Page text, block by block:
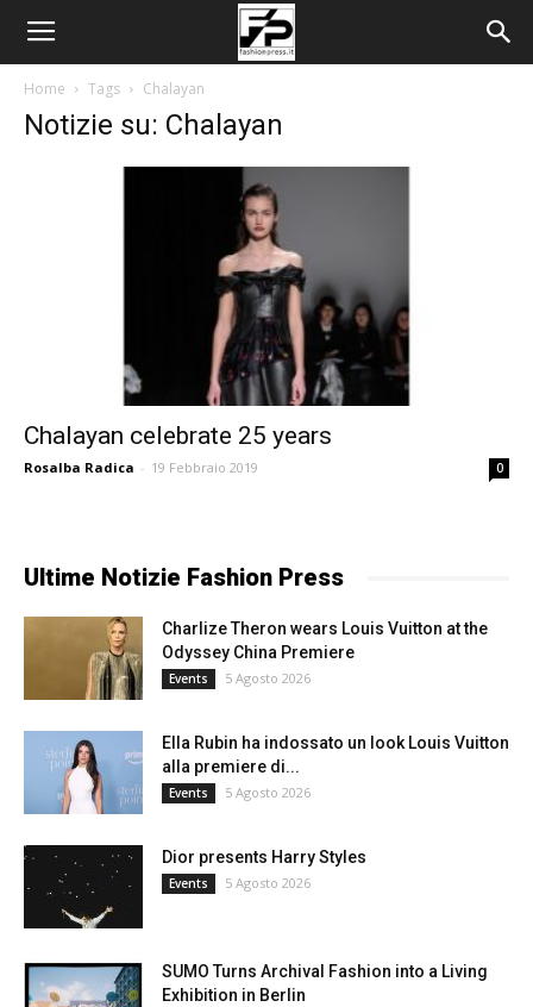
Home Tags Chalayan
Notizie su: Chalayan
Chalayan celebrate 25 years
Rosalba Radica - 19 Febbraio 2019 0
Ultime Notizie Fashion Press
Charlize Theron wears Louis Vuitton at the
Odyssey China Premiere
Events 5 Agosto 2026
Ella Rubin ha indossato un look Louis Vuitton
alla premiere di...
Events 5 Agosto 2026
Dior presents Harry Styles
Events 5 Agosto 2026
SUMO Turns Archival Fashion into a Living
Exhibition in Berlin